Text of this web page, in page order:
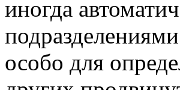
иногда
особо для